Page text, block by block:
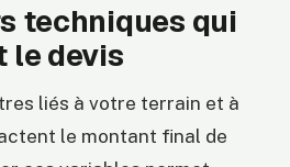
techniques qui
le devis
liés à votre terrain et à
le montant final de